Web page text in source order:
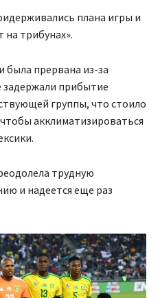
плана игры и
на трибунах».
прервана из-за
задержали прибытие
группы, что стоило
акклиматизироваться
трудную
и надеется еще раз